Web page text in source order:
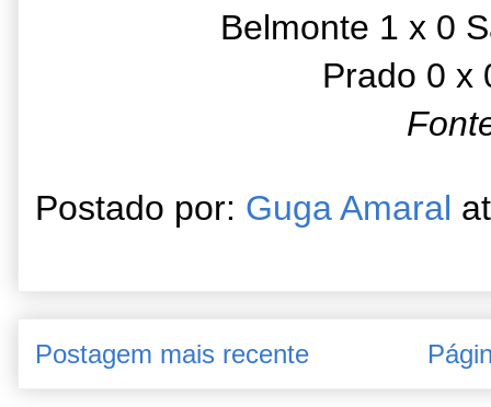
Belmonte 1 x 0
Prado 0 x
Postado por: Guga Amaral
Postagem mais recente